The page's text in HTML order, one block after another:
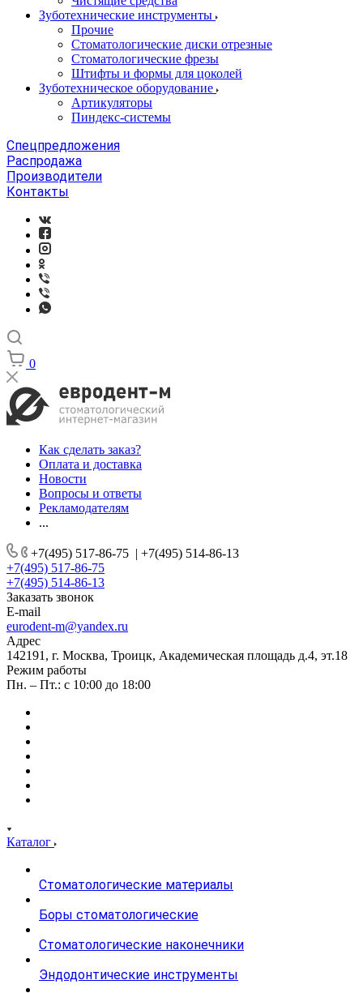
Зуботехнические инструменты
Прочие
Стоматологические диски отрезные
Стоматологические фрезы
Штифты и формы для цоколей
Зуботехническое оборудование
Артикуляторы
Пиндекс-системы
Спецпредложения
Распродажа
Производители
Контакты
0
Как сделать заказ?
Оплата и доставка
Новости
Вопросы и ответы
Рекламодателям
...
+7(495) 517-86-75 | +7(495) 514-86-13
+7(495) 517-86-75
+7(495) 514-86-13
Заказать звонок
E-mail
eurodent-m@yandex.ru
Адрес
142191, г. Москва, Троицк, Академическая площадь д.4, эт.18
Режим работы
Пн. – Пт.: с 10:00 до 18:00
Каталог
Стоматологические материалы
Боры стоматологические
Стоматологические наконечники
Эндодонтические инструменты